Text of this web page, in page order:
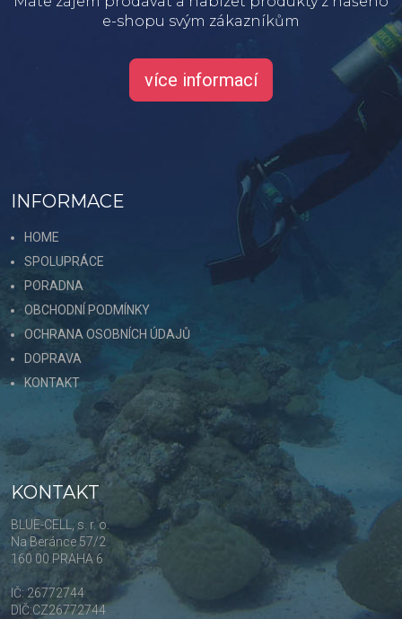
e-shopu svým zákazníkům
více informací
INFORMACE
HOME
SPOLUPRÁCE
PORADNA
OBCHODNÍ PODMÍNKY
OCHRANA OSOBNÍCH ÚDAJŮ
DOPRAVA
KONTAKT
KONTAKT
BLUE-CELL, s. r. o.
Na Beránce 57/2
160 00 PRAHA 6
IČ: 26772744
DIČ:CZ26772744